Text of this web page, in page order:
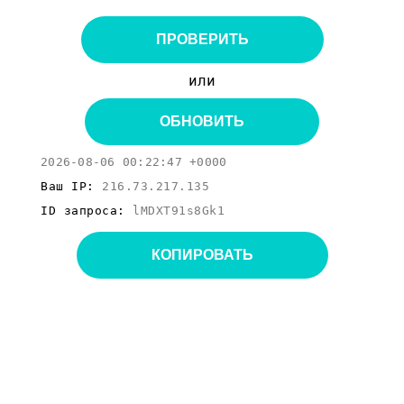
ПРОВЕРИТЬ
или
ОБНОВИТЬ
2026-08-06 00:22:47 +0000
Ваш IP: 216.73.217.135
ID запроса:
lMDXT91s8Gk1
КОПИРОВАТЬ